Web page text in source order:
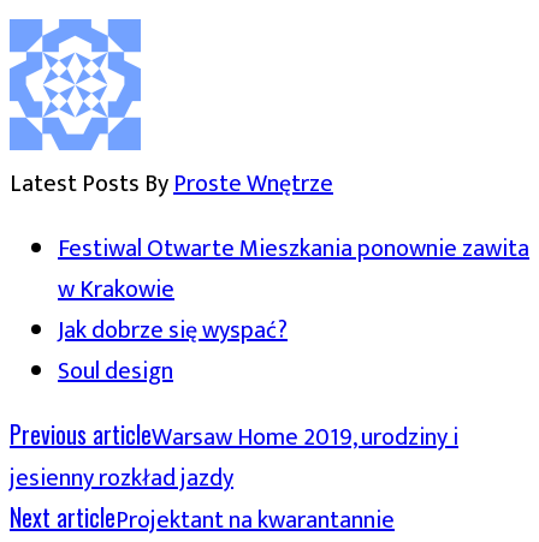
Latest Posts ByProste Wnętrze
Festiwal Otwarte Mieszkania ponownie zawita
w Krakowie
Jak dobrze się wyspać?
Soul design
Previous articleWarsaw Home 2019, urodziny i
jesienny rozkład jazdy
Next articleProjektant na kwarantannie